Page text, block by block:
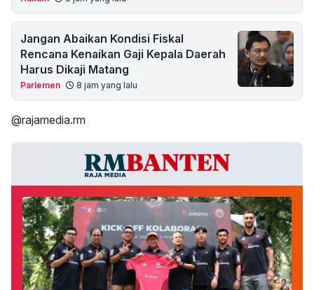
Jangan Abaikan Kondisi Fiskal
Rencana Kenaikan Gaji Kepala Daerah
Harus Dikaji Matang
Parlemen 8 jam yang lalu
@rajamedia.rm